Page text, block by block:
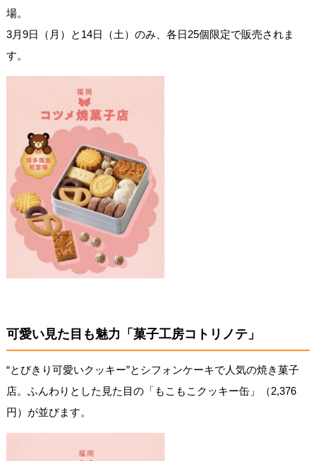
場。
3月9日（月）と14日（土）のみ、各日25個限定で販売されま
す。
可愛い見た目も魅力「菓子工房コトリノテ」
“とびきり可愛いクッキー”とシフォンケーキで人気の焼き菓子
店。ふんわりとした見た目の「もこもこクッキー缶」（2,376
円）が並びます。